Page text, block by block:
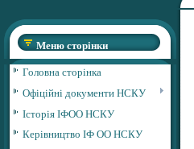
Меню сторінки
Головна сторінка
Офіційні документи НСКУ
Історія ІФОО НСКУ
Керівництво ІФ ОО НСКУ